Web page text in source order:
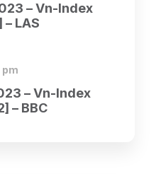
– Vn-Index
LAS
– Vn-Index
– BBC
pm